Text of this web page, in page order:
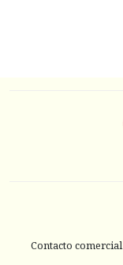
Contacto comercial